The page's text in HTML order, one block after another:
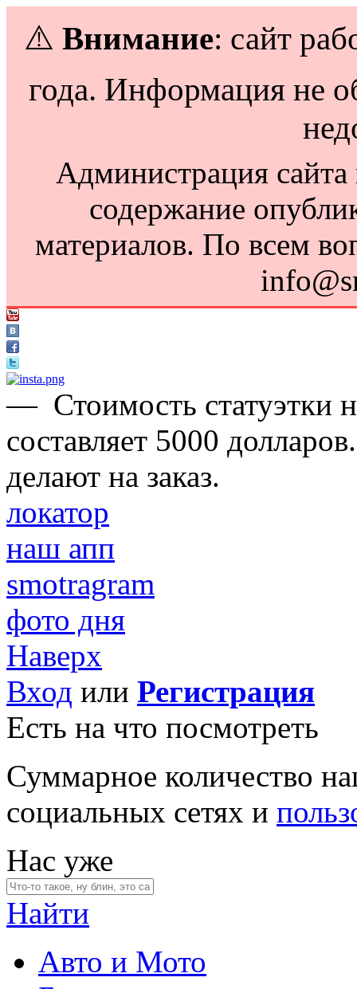
⚠️ Внимание: сайт
года. Информация не
Администрация сайта
содержание
материалов. По всем
— Стоимость статуэтки
составляет 5000
делают на заказ.
локатор
наш апп
smotragram
фото дня
Наверх
Вход или Регистрация
Есть на что посмотреть
Суммарное количество
социальных сетях и
Нас уже
Найти
Авто и Мото